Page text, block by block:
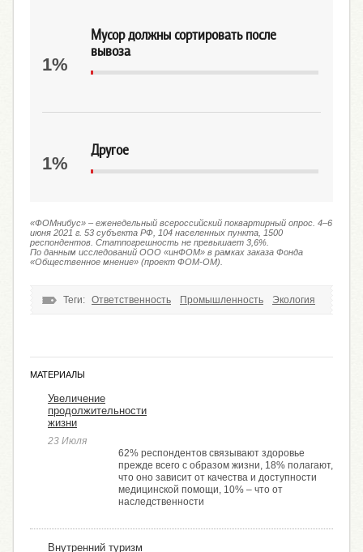
Мусор должны сортировать после
вывоза
1%
Другое
1%
«ФОМнибус» – еженедельный всероссийский поквартирный опрос. 4–6
июня 2021 г. 53 субъекта РФ, 104 населенных пункта, 1500
респондентов. Статпогрешность не превышает 3,6%.
По данным исследований ООО «инФОМ» в рамках заказа Фонда
«Общественное мнение» (проект ФОМ-ОМ).
Теги: Ответственность Промышленность Экология
МАТЕРИАЛЫ
Увеличение
продолжительности
жизни
23 Июля
62% респондентов связывают здоровье
прежде всего с образом жизни, 18% полагают,
что оно зависит от качества и доступности
медицинской помощи, 10% – что от
наследственности
Внутренний туризм